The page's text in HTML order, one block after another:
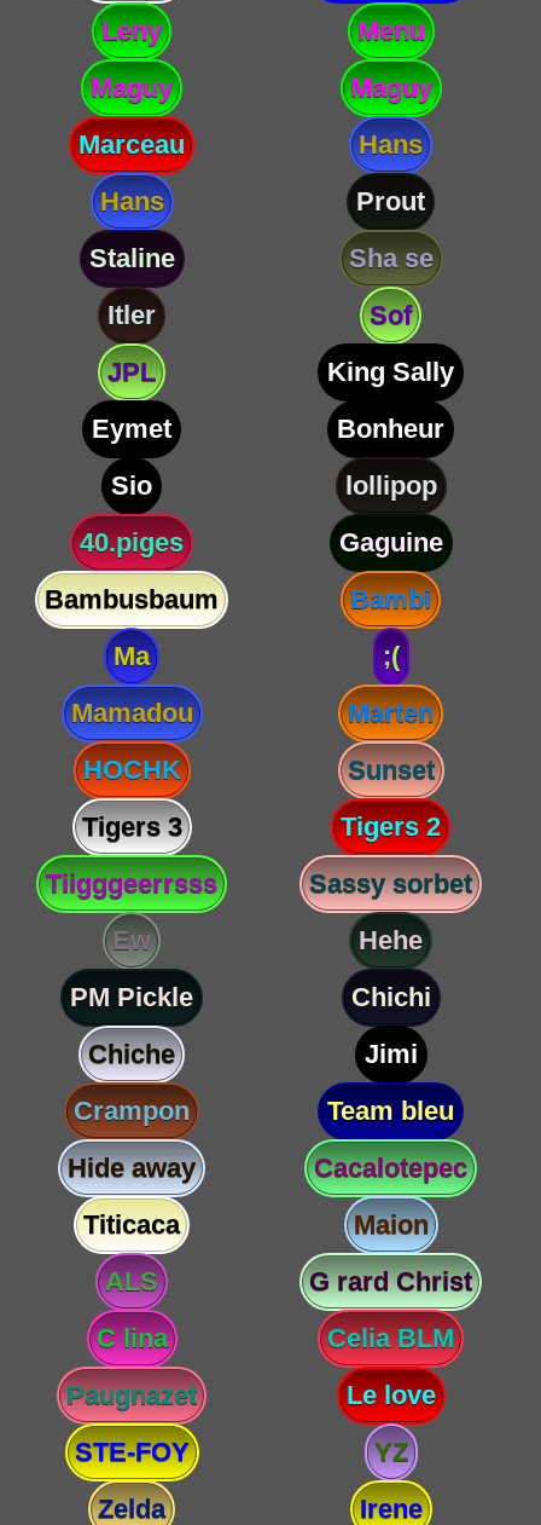
Leny
Menu
Maguy
Maguy
Marceau
Hans
Hans
Prout
Staline
Sha se
Itler
Sof
JPL
King Sally
Eymet
Bonheur
Sio
lollipop
40.piges
Gaguine
Bambusbaum
Bambi
Ma
;(
Mamadou
Marten
HOCHK
Sunset
Tigers 3
Tigers 2
Tiigggeerrsss
Sassy sorbet
Ew
Hehe
PM Pickle
Chichi
Chiche
Jimi
Crampon
Team bleu
Hide away
Cacalotepec
Titicaca
Maion
ALS
G rard Christ
C lina
Celia BLM
Paugnazet
Le love
STE-FOY
YZ
Zelda
Irene